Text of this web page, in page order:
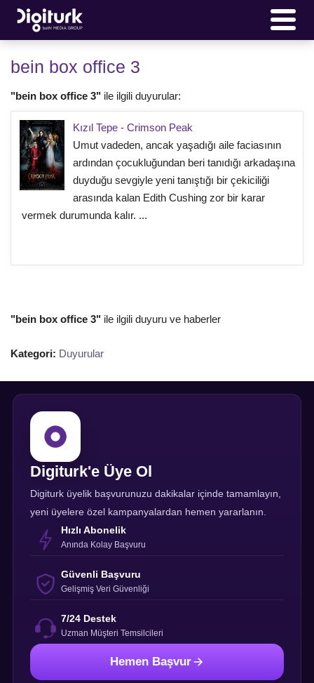
bein box office 3
"bein box office 3" ile ilgili duyurular:
Kızıl Tepe - Crimson Peak
Umut vadeden, ancak yaşadığı aile faciasının
ardından çocukluğundan beri tanıdığı arkadaşına
duyduğu sevgiyle yeni tanıştığı bir çekiciliği
arasında kalan Edith Cushing zor bir karar
vermek durumunda kalır. ...
"bein box office 3" ile ilgili duyuru ve haberler
Kategori: Duyurular
Digiturk'e Üye Ol
Digiturk üyelik başvurunuzu dakikalar içinde tamamlayın,
yeni üyelere özel kampanyalardan hemen yararlanın.
Hızlı Abonelik
Anında Kolay Başvuru
Güvenli Başvuru
Gelişmiş Veri Güvenliği
7/24 Destek
Uzman Müşteri Temsilcileri
Hemen Başvur